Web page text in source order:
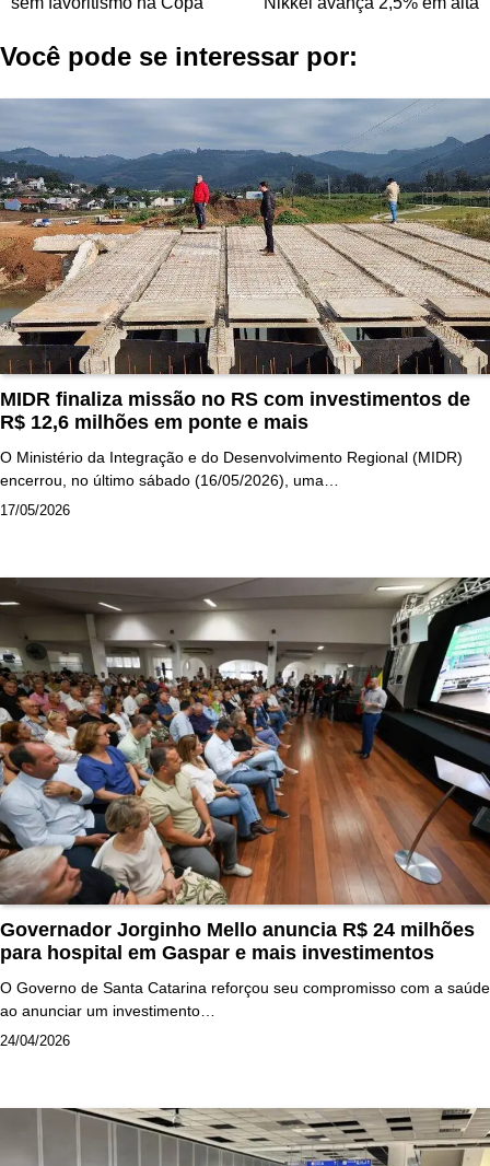
Você pode se interessar por:
MIDR finaliza missão no RS com investimentos de
R$ 12,6 milhões em ponte e mais
O Ministério da Integração e do Desenvolvimento Regional (MIDR)
encerrou, no último sábado (16/05/2026), uma…
17/05/2026
Governador Jorginho Mello anuncia R$ 24 milhões
para hospital em Gaspar e mais investimentos
O Governo de Santa Catarina reforçou seu compromisso com a saúde
ao anunciar um investimento…
24/04/2026